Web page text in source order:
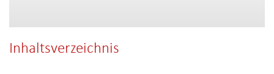
Inhaltsverzeichnis